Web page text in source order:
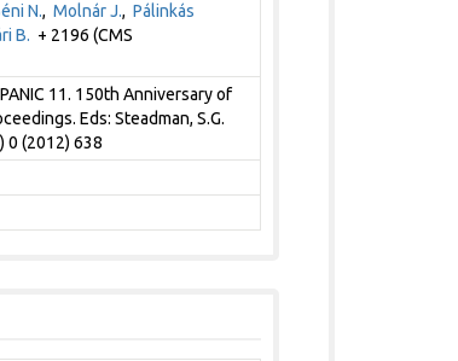
N., Molnár J., Pálinkás
B. + 2196 (CMS
11. 150th Anniversary of
Eds: Steadman, S.G.
0 (2012) 638